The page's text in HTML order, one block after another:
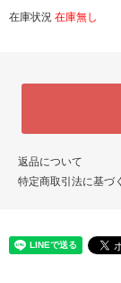
在庫状況 在庫無し
返品について
特定商取引法に基づ